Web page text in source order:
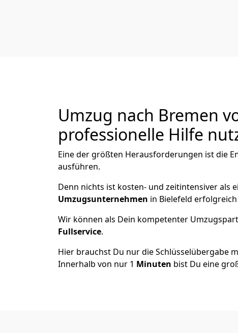
Umzug nach Bremen
professionelle Hilfe
Eine der größten Herausforderungen ist die
ausführen.
Denn nichts ist kosten- und zeitintensiver als
Umzugsunternehmen in Bielefeld
Wir können als Dein kompetenter
Fullservice.
Hier brauchst Du nur die Schlüsselübergabe
Innerhalb von nur 1 Minuten bist Du eine